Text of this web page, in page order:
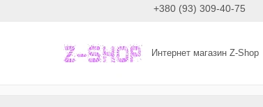
+380 (93) 309-40-75
Интернет магазин Z-Shop